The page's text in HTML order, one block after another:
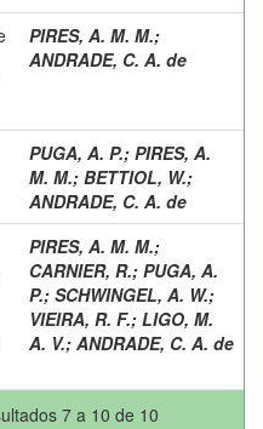
PIRES, A. M. M.;
ANDRADE, C. A. de
PUGA, A. P.; PIRES, A.
M. M.; BETTIOL, W.;
ANDRADE, C. A. de
PIRES, A. M. M.;
CARNIER, R.; PUGA, A.
P.; SCHWINGEL, A. W.;
VIEIRA, R. F.; LIGO, M.
A. V.; ANDRADE, C. A. de
7 a 10 de 10